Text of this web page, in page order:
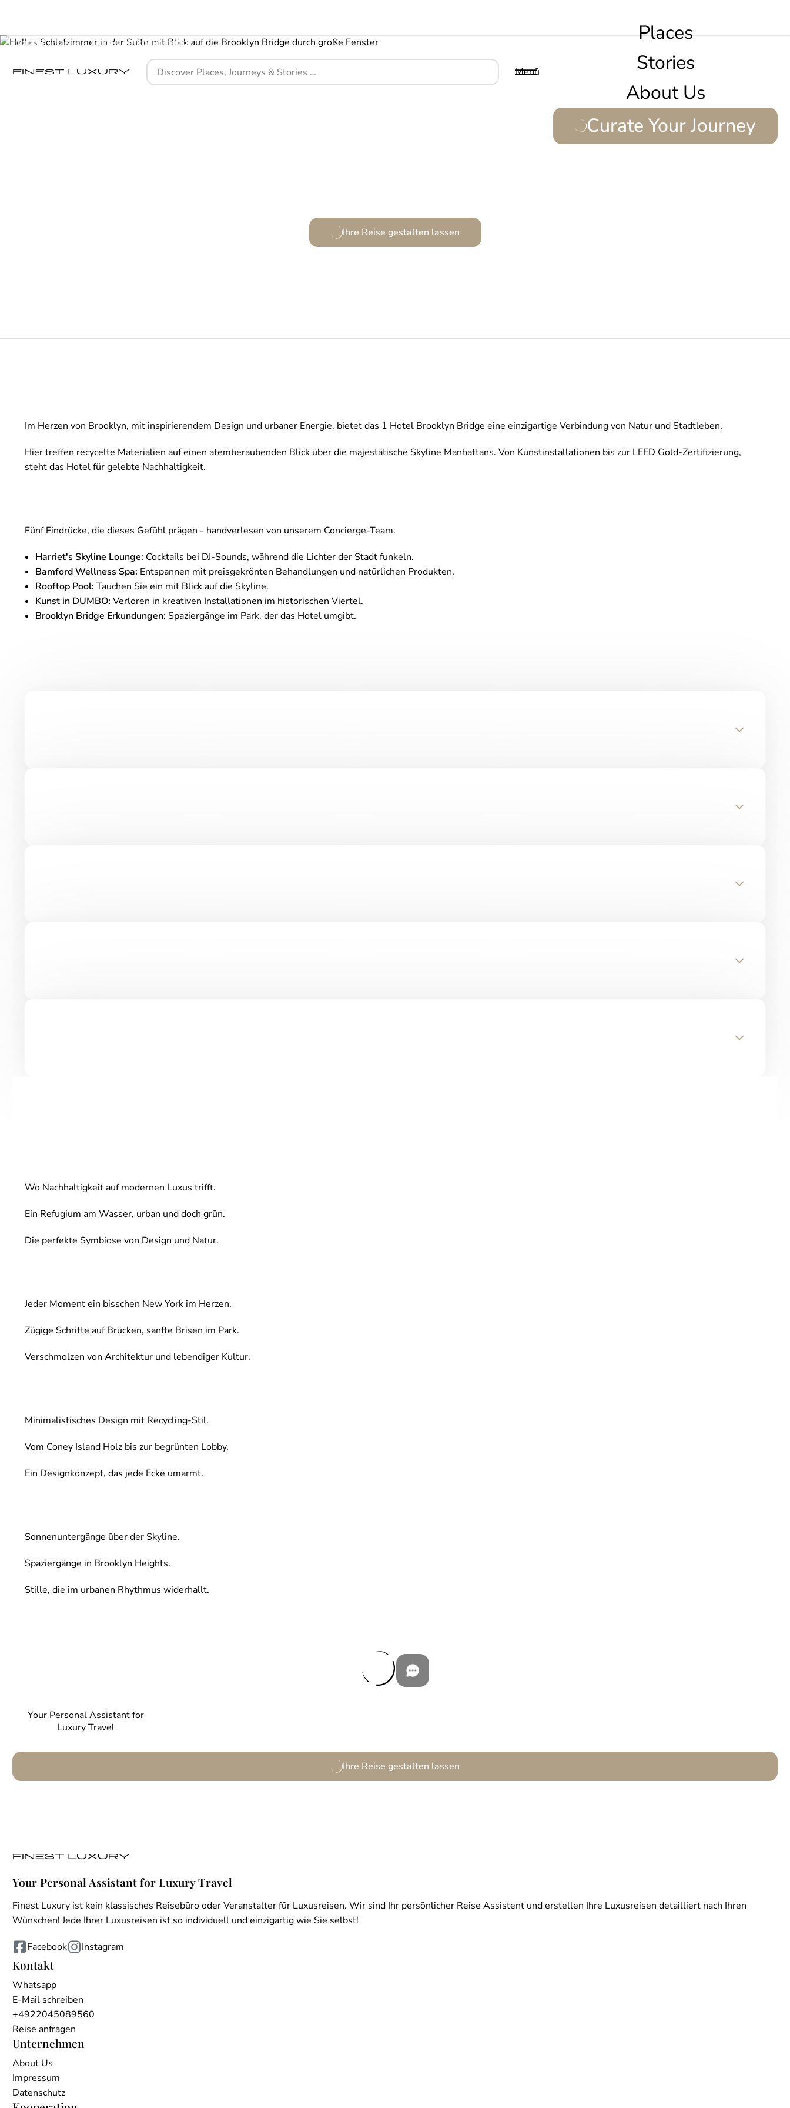
Menü
Places
Stories
About Us
Curate Your Journey
Home Places 1 Hotel Brooklyn Bridge
Ihre Reise gestalten lassen
Your Personal Assistant for
Luxury Travel
Ihre Reise gestalten lassen
Im Herzen von Brooklyn, mit inspirierendem Design und urbaner Energie, bietet das 1 Hotel Brooklyn Bridge eine einzigartige Verbindung von Natur und Stadtleben.
Hier treffen recycelte Materialien auf einen atemberaubenden Blick über die majestätische Skyline Manhattans. Von Kunstinstallationen bis zur LEED Gold-Zertifizierung,
steht das Hotel für gelebte Nachhaltigkeit.
Fünf Eindrücke, die dieses Gefühl prägen - handverlesen von unserem Concierge-Team.
Harriet's Skyline Lounge: Cocktails bei DJ-Sounds, während die Lichter der Stadt funkeln.
Bamford Wellness Spa: Entspannen mit preisgekrönten Behandlungen und natürlichen Produkten.
Rooftop Pool: Tauchen Sie ein mit Blick auf die Skyline.
Kunst in DUMBO: Verloren in kreativen Installationen im historischen Viertel.
Brooklyn Bridge Erkundungen: Spaziergänge im Park, der das Hotel umgibt.
Wo Nachhaltigkeit auf modernen Luxus trifft.
Ein Refugium am Wasser, urban und doch grün.
Die perfekte Symbiose von Design und Natur.
Jeder Moment ein bisschen New York im Herzen.
Zügige Schritte auf Brücken, sanfte Brisen im Park.
Verschmolzen von Architektur und lebendiger Kultur.
Minimalistisches Design mit Recycling-Stil.
Vom Coney Island Holz bis zur begrünten Lobby.
Ein Designkonzept, das jede Ecke umarmt.
Sonnenuntergänge über der Skyline.
Spaziergänge in Brooklyn Heights.
Stille, die im urbanen Rhythmus widerhallt.
Your Personal Assistant for Luxury Travel
Finest Luxury ist kein klassisches Reisebüro oder Veranstalter für Luxusreisen. Wir sind Ihr persönlicher Reise Assistent und erstellen Ihre Luxusreisen detailliert nach Ihren
Wünschen! Jede Ihrer Luxusreisen ist so individuell und einzigartig wie Sie selbst!
Facebook Instagram
Kontakt
Whatsapp
E-Mail schreiben
+4922045089560
Reise anfragen
Unternehmen
About Us
Impressum
Datenschutz